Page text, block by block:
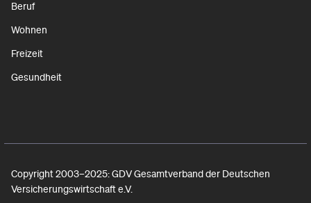
Beruf
Wohnen
Freizeit
Gesundheit
Copyright 2003–2025: GDV Gesamtverband der Deutschen
Versicherungswirtschaft e.V.